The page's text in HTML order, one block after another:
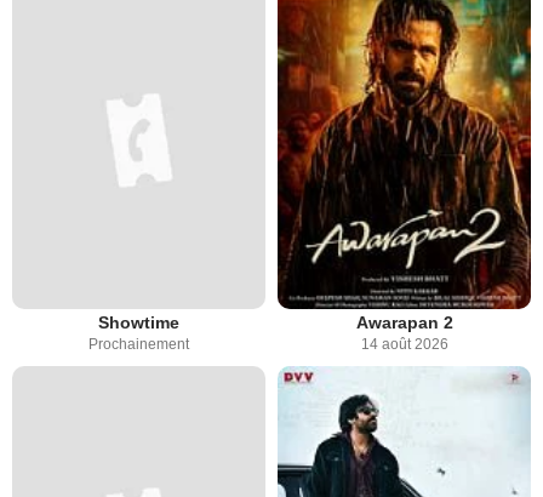
Showtime
Prochainement
Awarapan 2
14 août 2026